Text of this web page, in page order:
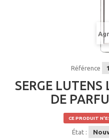
Référence
SERGE LUTENS
DE
CE PRODUIT
État :